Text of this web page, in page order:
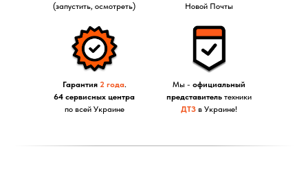
(запустить, осмотреть)
Гарантия 2 года.
64 сервисных центра
по всей Украине
Новой Почты
Мы - официальный
представитель техники
ДТЗ в Украине!